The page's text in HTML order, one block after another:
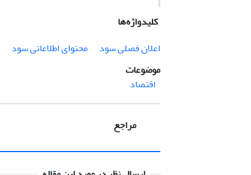
کلیدواژه‌ها
اعلان فصلی سود
محتوای اطلاعاتی سود
موضوعات
اقتصاد
مراجع